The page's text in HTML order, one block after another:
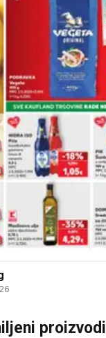
proizvodi